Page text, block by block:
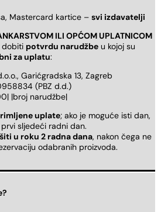
Mastercard kartice – svi izdavatelji
ILI OPĆOM UPLATNICOM
dobiti potvrdu narudžbe u kojoj su
za uplatu:
Garićgradska 13, Zagreb
(PBZ d.d.)
|broj narudžbe|
uplate; ako je moguće isti dan,
sljedeći radni dan.
u roku 2 radna dana, nakon čega ne
odabranih proizvoda.